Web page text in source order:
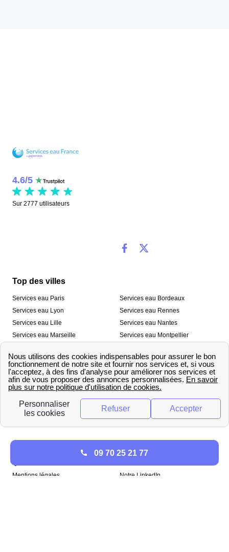
4.6/5
Sur 2777 utilisateurs
Top des villes
Services eau Paris
Services eau Lyon
Services eau Lille
Services eau Marseille
Services eau Toulon
Services eau Bordeaux
Services eau Rennes
Services eau Nantes
Services eau Montpellier
Services eau Strasbourg
Nos outils
🛁 Simulateur consommation eau
💧 Comparer les fournisseurs
d’eau
Qui sommes-nous ?
Mentions légales
Notre LinkedIn
09 70 25 21 77